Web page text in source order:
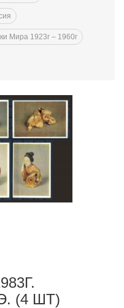
Мира 1923г – 1960г
(4 ШТ)